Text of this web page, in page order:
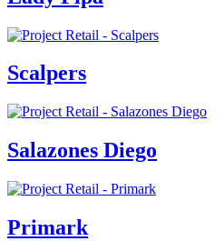
Scalpers
Salazones Diego
Primark